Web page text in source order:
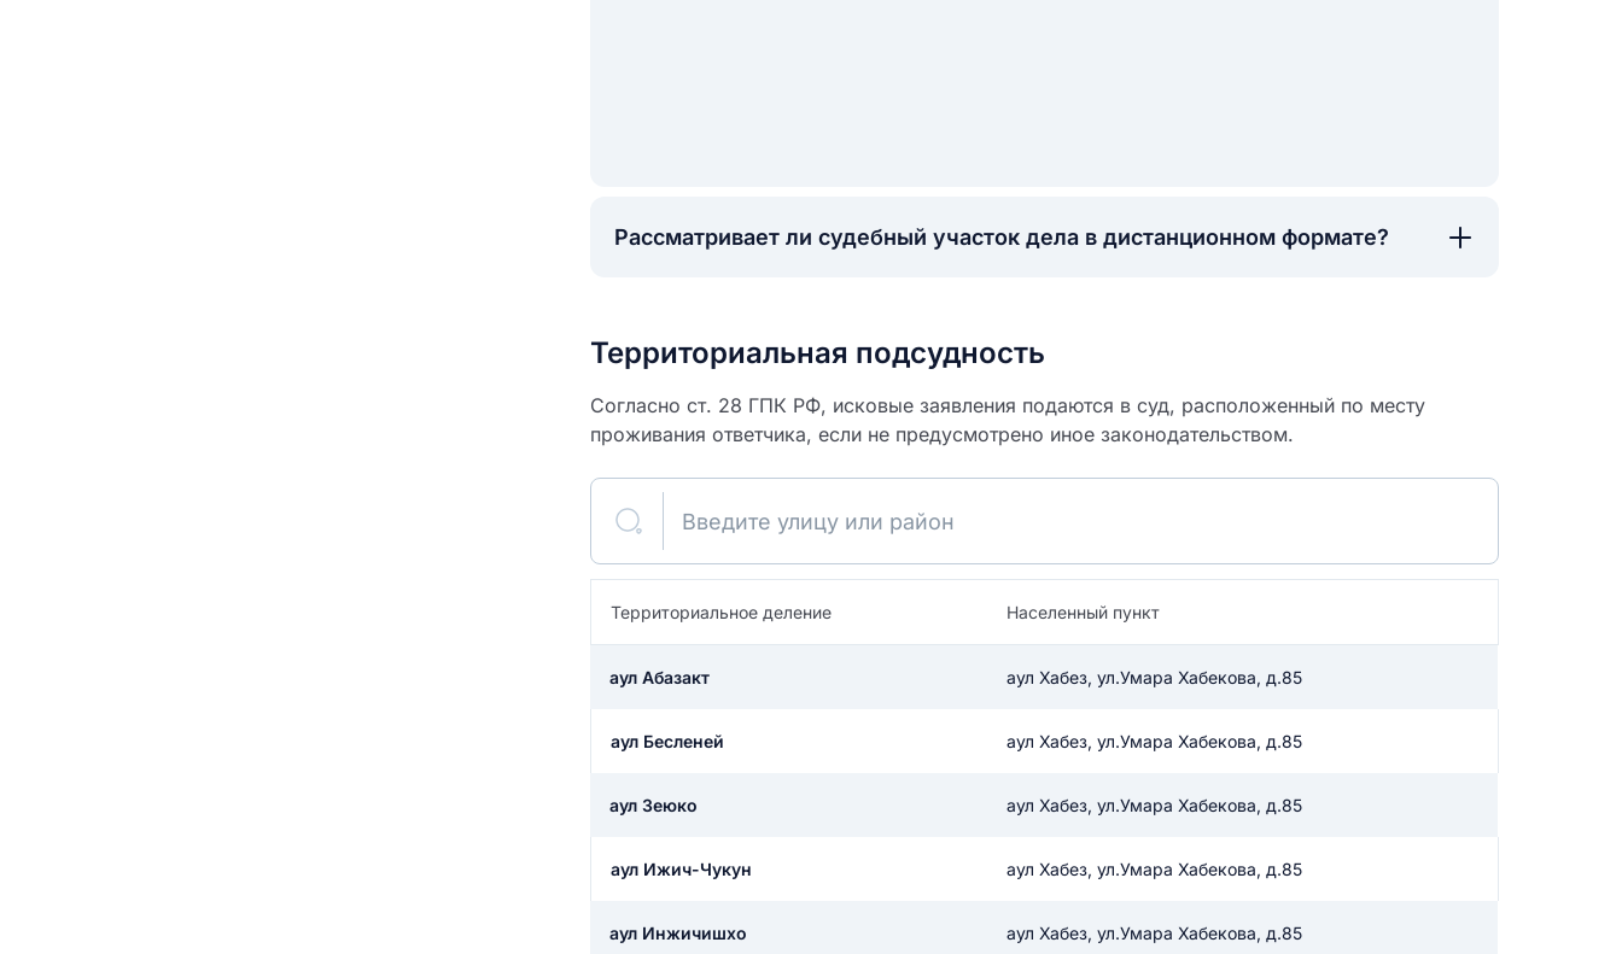
Рассматривает ли судебный участок дела в дистанционном формате?
Территориальная подсудность
Согласно ст. 28 ГПК РФ, исковые заявления подаются в суд, расположенный по месту
проживания ответчика, если не предусмотрено иное законодательством.
Введите улицу или район
Территориальное деление Населенный пункт
аул Абазакт аул Хабез, ул.Умара Хабекова, д.85
аул Бесленей аул Хабез, ул.Умара Хабекова, д.85
аул Зеюко аул Хабез, ул.Умара Хабекова, д.85
аул Ижич-Чукун аул Хабез, ул.Умара Хабекова, д.85
аул Инжичишхо аул Хабез, ул.Умара Хабекова, д.85
Как вы оцените судебный
Ответ на отзыв
НАЙТИ МЕНЯ